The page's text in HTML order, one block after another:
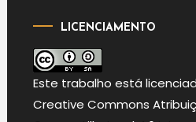
LICENCIAMENTO
Este trabalho está
Creative Commons